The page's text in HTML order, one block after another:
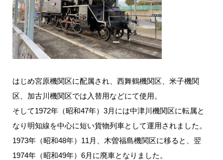
はじめ宮原機関区に配属され、西舞鶴機関区、米子機関
区、加古川機関区では入替用などにて使用。
そして1972年（昭和47年）3月には中津川機関区に転属と
なり明知線を中心に短い貨物列車として運用されました。
1973年（昭和48年）11月、木曽福島機関区に移ると、翌
1974年（昭和49年）6月に廃車となりました。